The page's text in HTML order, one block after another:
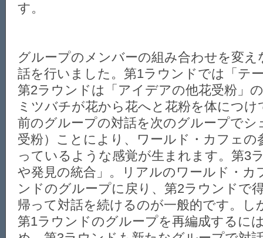
す。
グループのメンバーの組み合わせを変え
話を行いました。第1ラウンドでは「テ
第2ラウンドは「アイデアの他花受粉」
ミツバチが花から花へと花粉を体につ
前のグループの対話を次のグループでシ
受粉）ことにより、ワールド・カフェの
っているような感覚が生まれます。第3
や発見の統合」。リアルのワールド・カ
ンドのグループに戻り、第2ラウンドで
帰って対話を続けるのが一般的です。し
第1ラウンドのグループを再編成するに